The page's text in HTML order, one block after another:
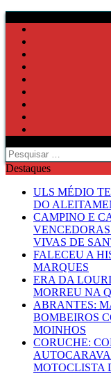
Pesquisar
por:
Destaques
ULS MÉDIO
DO
CAMPINO E
VIVAS DE
FALECEU A
MARQUES
ERA DA
MORREU NA
ABRANTES:
BOMBEIROS
MOINHOS
CORUCHE:
MOTOCLISTA